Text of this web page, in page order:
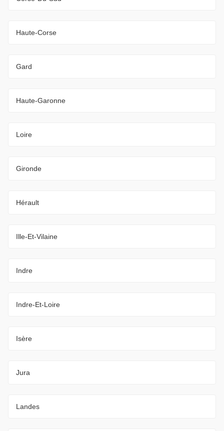
Haute-Corse
Gard
Haute-Garonne
Loire
Gironde
Hérault
Ille-Et-Vilaine
Indre
Indre-Et-Loire
Isère
Jura
Landes